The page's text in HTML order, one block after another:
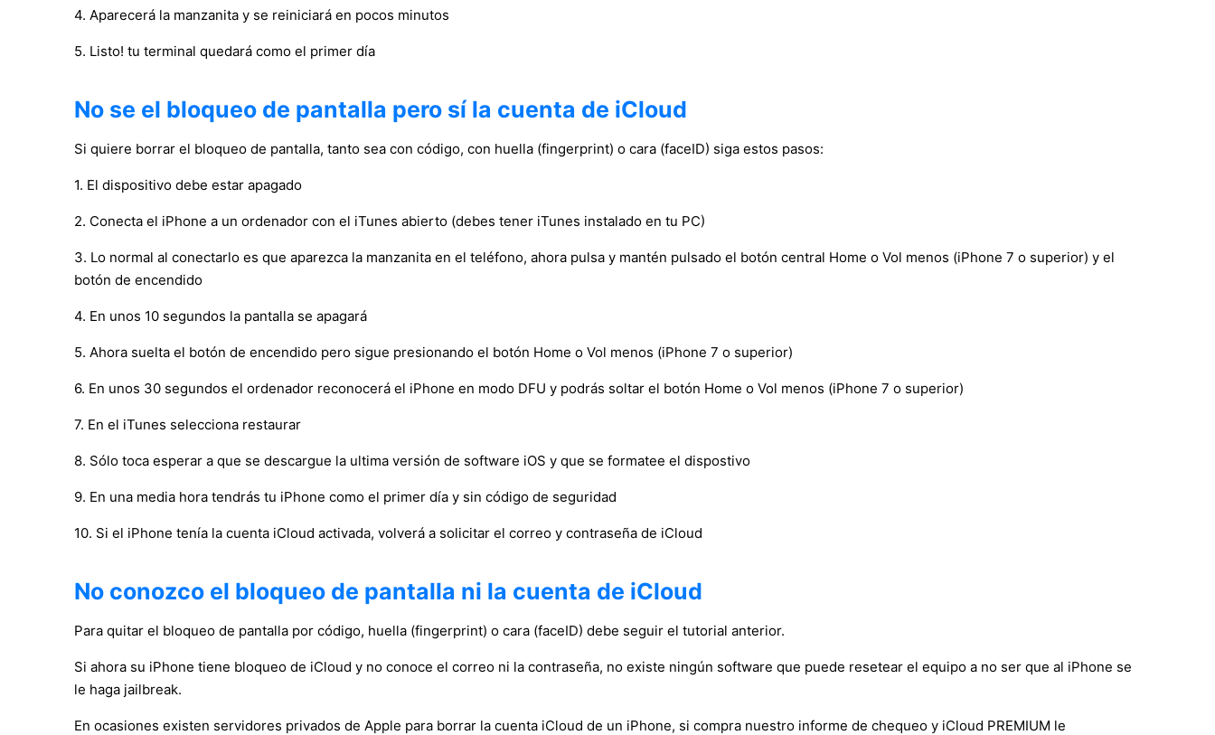
4. Aparecerá la manzanita y se reiniciará en pocos minutos
5. Listo! tu terminal quedará como el primer día
No se el bloqueo de pantalla pero sí la cuenta de iCloud
Si quiere borrar el bloqueo de pantalla, tanto sea con código, con huella (fingerprint) o cara (faceID) siga estos pasos:
1. El dispositivo debe estar apagado
2. Conecta el iPhone a un ordenador con el iTunes abierto (debes tener iTunes instalado en tu PC)
3. Lo normal al conectarlo es que aparezca la manzanita en el teléfono, ahora pulsa y mantén pulsado el botón central Home o Vol menos (iPhone 7 o superior) y el
botón de encendido
4. En unos 10 segundos la pantalla se apagará
5. Ahora suelta el botón de encendido pero sigue presionando el botón Home o Vol menos (iPhone 7 o superior)
6. En unos 30 segundos el ordenador reconocerá el iPhone en modo DFU y podrás soltar el botón Home o Vol menos (iPhone 7 o superior)
7. En el iTunes selecciona restaurar
8. Sólo toca esperar a que se descargue la ultima versión de software iOS y que se formatee el dispostivo
9. En una media hora tendrás tu iPhone como el primer día y sin código de seguridad
10. Si el iPhone tenía la cuenta iCloud activada, volverá a solicitar el correo y contraseña de iCloud
No conozco el bloqueo de pantalla ni la cuenta de iCloud
Para quitar el bloqueo de pantalla por código, huella (fingerprint) o cara (faceID) debe seguir el tutorial anterior.
Si ahora su iPhone tiene bloqueo de iCloud y no conoce el correo ni la contraseña, no existe ningún software que puede resetear el equipo a no ser que al iPhone se
le haga jailbreak.
En ocasiones existen servidores privados de Apple para borrar la cuenta iCloud de un iPhone, si compra nuestro informe de chequeo y iCloud PREMIUM le